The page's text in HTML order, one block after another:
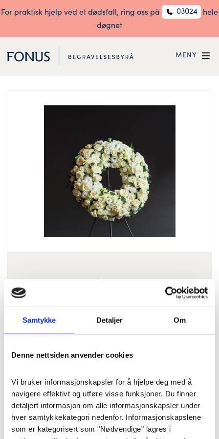
Samtykke Detaljer Om
Denne nettsiden anvender cookies
Vi bruker informasjonskapsler for å hjelpe deg med å
navigere effektivt og utføre visse funksjoner. Du finner
detaljert informasjon om alle informasjonskapsler under
hver samtykkekategori nedenfor. Informasjonskapslene
som er kategorisert som "Nødvendige" lagres i
For praktisk hjelp ved et dødsfall, ring oss på 03024
hele
døgnet
MENY
Krans «Stilrent og klassisk»
str. L (65 cm)
roser, fylte lisianthus og
også anpasses som urnekrans.
Pris: 5500 kr Varenummer: 8267